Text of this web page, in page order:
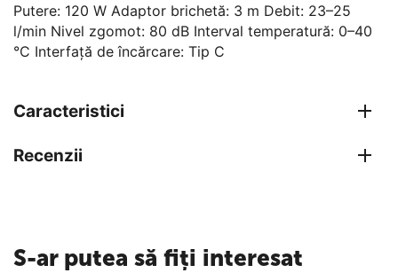
Putere: 120 W Adaptor brichetă: 3 m Debit: 23–25
l/min Nivel zgomot: 80 dB Interval temperatură: 0–40
°C Interfață de încărcare: Tip C
Caracteristici
Recenzii
S-ar putea să fiți interesat